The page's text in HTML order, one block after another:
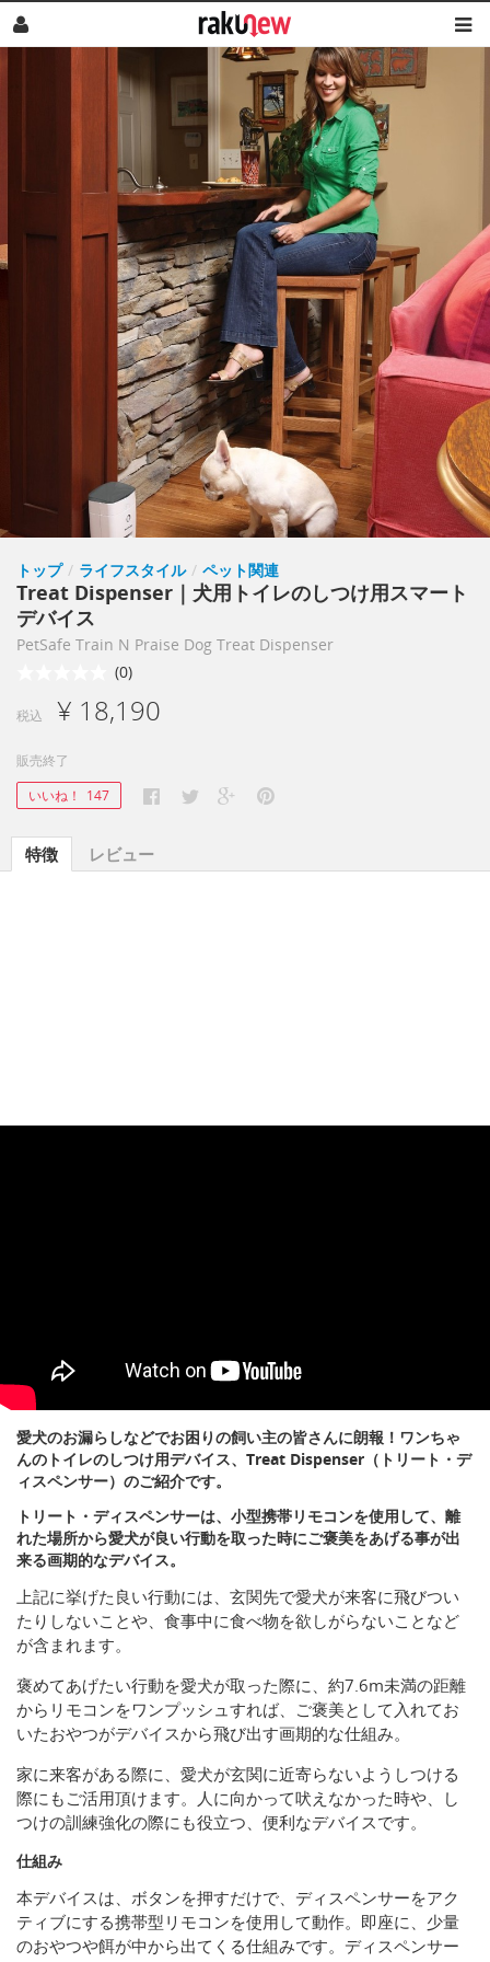
トップ / ライフスタイル / ペット関連
Treat Dispenser｜犬用トイレのしつけ用スマート
デバイス
PetSafe Train N Praise Dog Treat Dispenser
(0)
税込 ¥ 18,190
販売終了
いいね！
147
特徴 レビュー
愛犬のお漏らしなどでお困りの飼い主の皆さんに朗報！ワンちゃ
んのトイレのしつけ用デバイス、Treat Dispenser（トリート・デ
ィスペンサー）のご紹介です。
トリート・ディスペンサーは、小型携帯リモコンを使用して、離
れた場所から愛犬が良い行動を取った時にご褒美をあげる事が出
来る画期的なデバイス。
上記に挙げた良い行動には、玄関先で愛犬が来客に飛びつい
たりしないことや、食事中に食べ物を欲しがらないことなど
が含まれます。
褒めてあげたい行動を愛犬が取った際に、約7.6m未満の距離
からリモコンをワンプッシュすれば、ご褒美として入れてお
いたおやつがデバイスから飛び出す画期的な仕組み。
家に来客がある際に、愛犬が玄関に近寄らないようしつける
際にもご活用頂けます。人に向かって吠えなかった時や、し
つけの訓練強化の際にも役立つ、便利なデバイスです。
仕組み
本デバイスは、ボタンを押すだけで、ディスペンサーをアク
ティブにする携帯型リモコンを使用して動作。即座に、少量
のおやつや餌が中から出てくる仕組みです。ディスペンサー